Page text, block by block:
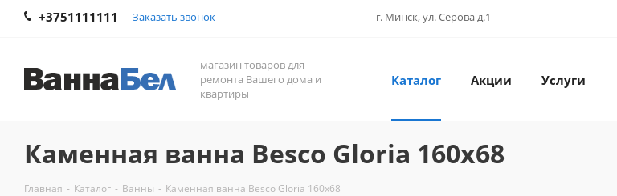
+3751111111 Заказать звонок г. Минск, ул. Серова д.1
магазин товаров для
ремонта Вашего дома и
квартиры
Каталог Акции Услуги
Каменная ванна Besco Gloria 160x68
Главная - Каталог - Ванны - Каменная ванна Besco Gloria 160x68